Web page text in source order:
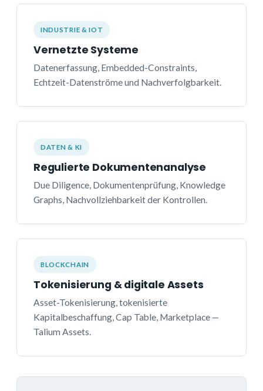
INDUSTRIE & IOT
Vernetzte Systeme
Datenerfassung, Embedded-Constraints,
Echtzeit-Datenströme und Nachverfolgbarkeit.
DATEN & KI
Regulierte Dokumentenanalyse
Due Diligence, Dokumentenprüfung, Knowledge
Graphs, Nachvollziehbarkeit der Kontrollen.
BLOCKCHAIN
Tokenisierung & digitale Assets
Asset-Tokenisierung, tokenisierte
Kapitalbeschaffung, Cap Table, Marketplace —
Talium Assets.